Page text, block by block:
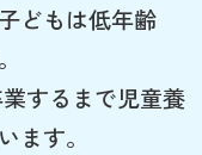
どもは低年齢
するまで児童養
ます。